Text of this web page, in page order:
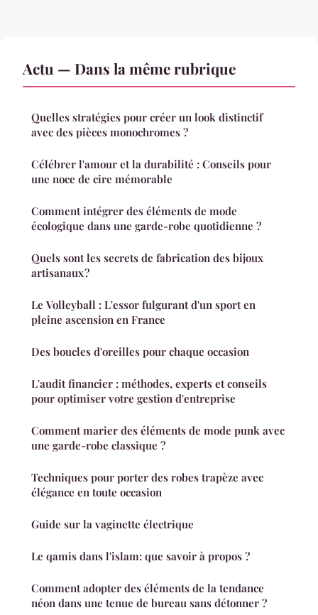
Actu — Dans la même rubrique
Quelles stratégies pour créer un look distinctif
avec des pièces monochromes ?
Célébrer l'amour et la durabilité : Conseils pour
une noce de cire mémorable
Comment intégrer des éléments de mode
écologique dans une garde-robe quotidienne ?
Quels sont les secrets de fabrication des bijoux
artisanaux ?
Le Volleyball : L'essor fulgurant d'un sport en
pleine ascension en France
Des boucles d'oreilles pour chaque occasion
L'audit financier : méthodes, experts et conseils
pour optimiser votre gestion d'entreprise
Comment marier des éléments de mode punk avec
une garde-robe classique ?
Techniques pour porter des robes trapèze avec
élégance en toute occasion
Guide sur la vaginette électrique
Le qamis dans l'islam: que savoir à propos ?
Comment adopter des éléments de la tendance
néon dans une tenue de bureau sans détonner ?